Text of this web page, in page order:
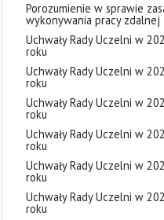
Porozumienie w sprawie
wykonywania pracy zdalnej
Uchwały Rady Uczelni w
roku
Uchwały Rady Uczelni w
roku
Uchwały Rady Uczelni w
roku
Uchwały Rady Uczelni w
roku
Uchwały Rady Uczelni w
roku
Uchwały Rady Uczelni w
roku